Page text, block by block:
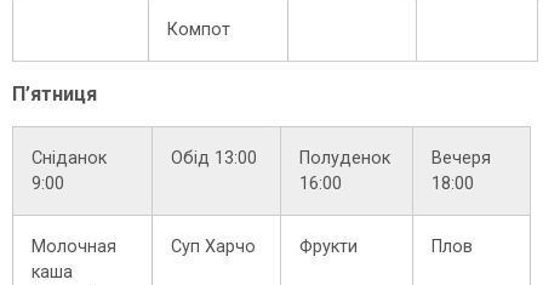
Компот
П’ятниця
Сніданок
9:00
Обід 13:00
Полуденок
16:00
Вечеря
18:00
Молочная
каша
Суп Харчо Фрукти Плов